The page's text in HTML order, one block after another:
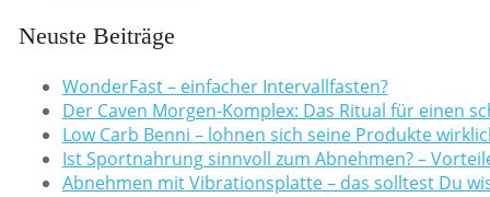
Neuste Beiträge
WonderFast – einfacher Intervallfasten?
Der Caven Morgen-Komplex: Das Ritual für einen
Low Carb Benni – lohnen sich seine Produkte
Ist Sportnahrung sinnvoll zum Abnehmen? –
Abnehmen mit Vibrationsplatte – das solltest Du